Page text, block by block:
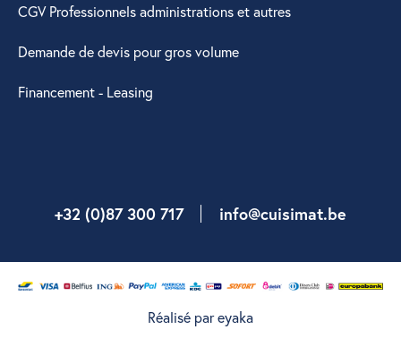
CGV Professionnels administrations et autres
Demande de devis pour gros volume
Financement - Leasing
+32 (0)87 300 717 info@cuisimat.be
Réalisé par eyaka